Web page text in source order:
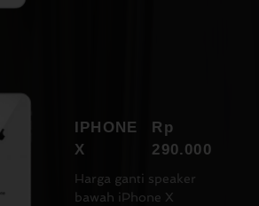
IPHONE
X
Rp
290.000
Harga ganti speaker
bawah iPhone X